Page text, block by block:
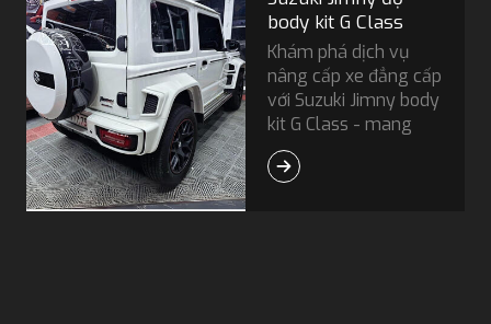
body kit G Class
Khám phá dịch vụ
nâng cấp xe đẳng cấp
với Suzuki Jimny body
kit G Class - mang
đến diện mạo sang
trọng, thu hút mọi